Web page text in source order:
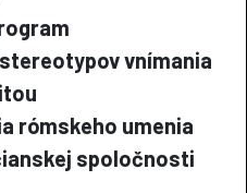
vnímania
rómskeho umenia
spoločnosti